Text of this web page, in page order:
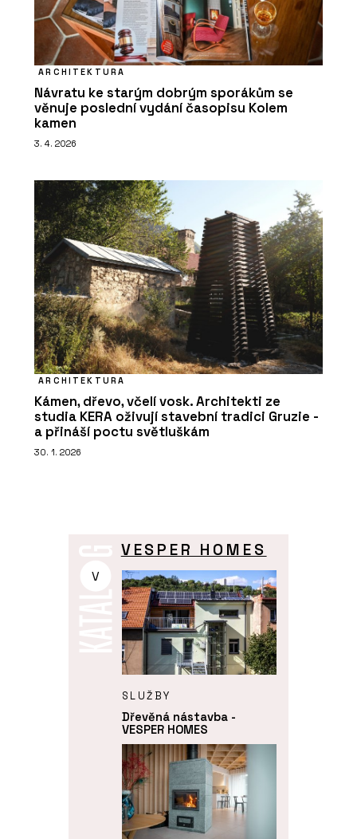
ARCHITEKTURA
Návratu ke starým dobrým sporákům se
věnuje poslední vydání časopisu Kolem
kamen
3. 4. 2026
ARCHITEKTURA
Kámen, dřevo, včelí vosk. Architekti ze
studia KERA oživují stavební tradici Gruzie -
a přináší poctu světluškám
30. 1. 2026
V
VESPER HOMES
SLUŽBY
Dřevěná nástavba -
VESPER HOMES